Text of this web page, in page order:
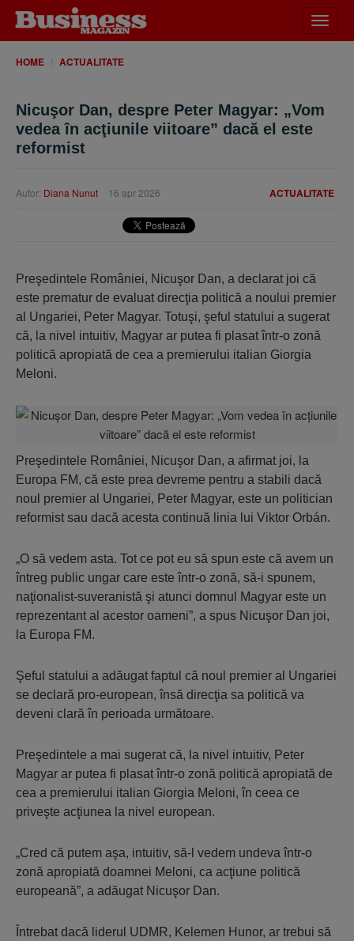
meniu
HOME ACTUALITATE
Nicuşor Dan, despre Peter Magyar: „Vom
vedea în acţiunile viitoare” dacă el este
reformist
ACTUALITATE
Autor: Diana Nunut 16 apr 2026
Preşedintele României, Nicuşor Dan, a declarat joi că
este prematur de evaluat direcţia politică a noului premier
al Ungariei, Peter Magyar. Totuşi, şeful statului a sugerat
că, la nivel intuitiv, Magyar ar putea fi plasat într-o zonă
politică apropiată de cea a premierului italian Giorgia
Meloni.
Preşedintele României, Nicuşor Dan, a afirmat joi, la
Europa FM, că este prea devreme pentru a stabili dacă
noul premier al Ungariei, Peter Magyar, este un politician
reformist sau dacă acesta continuă linia lui Viktor Orbán.
„O să vedem asta. Tot ce pot eu să spun este că avem un
întreg public ungar care este într-o zonă, să-i spunem,
naţionalist-suveranistă şi atunci domnul Magyar este un
reprezentant al acestor oameni”, a spus Nicuşor Dan joi,
la Europa FM.
Şeful statului a adăugat faptul că noul premier al Ungariei
se declară pro-european, însă direcţia sa politică va
deveni clară în perioada următoare.
Preşedintele a mai sugerat că, la nivel intuitiv, Peter
Magyar ar putea fi plasat într-o zonă politică apropiată de
cea a premierului italian Giorgia Meloni, în ceea ce
priveşte acţiunea la nivel european.
„Cred că putem aşa, intuitiv, să-l vedem undeva într-o
zonă apropiată doamnei Meloni, ca acţiune politică
europeană”, a adăugat Nicuşor Dan.
Întrebat dacă liderul UDMR, Kelemen Hunor, ar trebui să